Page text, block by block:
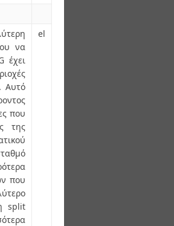
να
έχει
Αυτό
που
της
που
split
el